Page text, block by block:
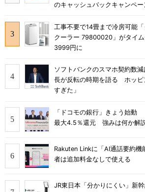
のキャッシュバックキャンペ
工事不要で14畳まで冷房可能
クーラー 79800020」がタイ
3999円に
ソフトバンクのスマホ契約数
長が反転の時期を語る ホッピ
すぎた」
「ドコモの銀行」きょう始動
最大4.5％還元 強みは何か解
Rakuten Linkに「AI通話要約機
者は追加料金なしで使える
JR東日本「分かりにくい」新